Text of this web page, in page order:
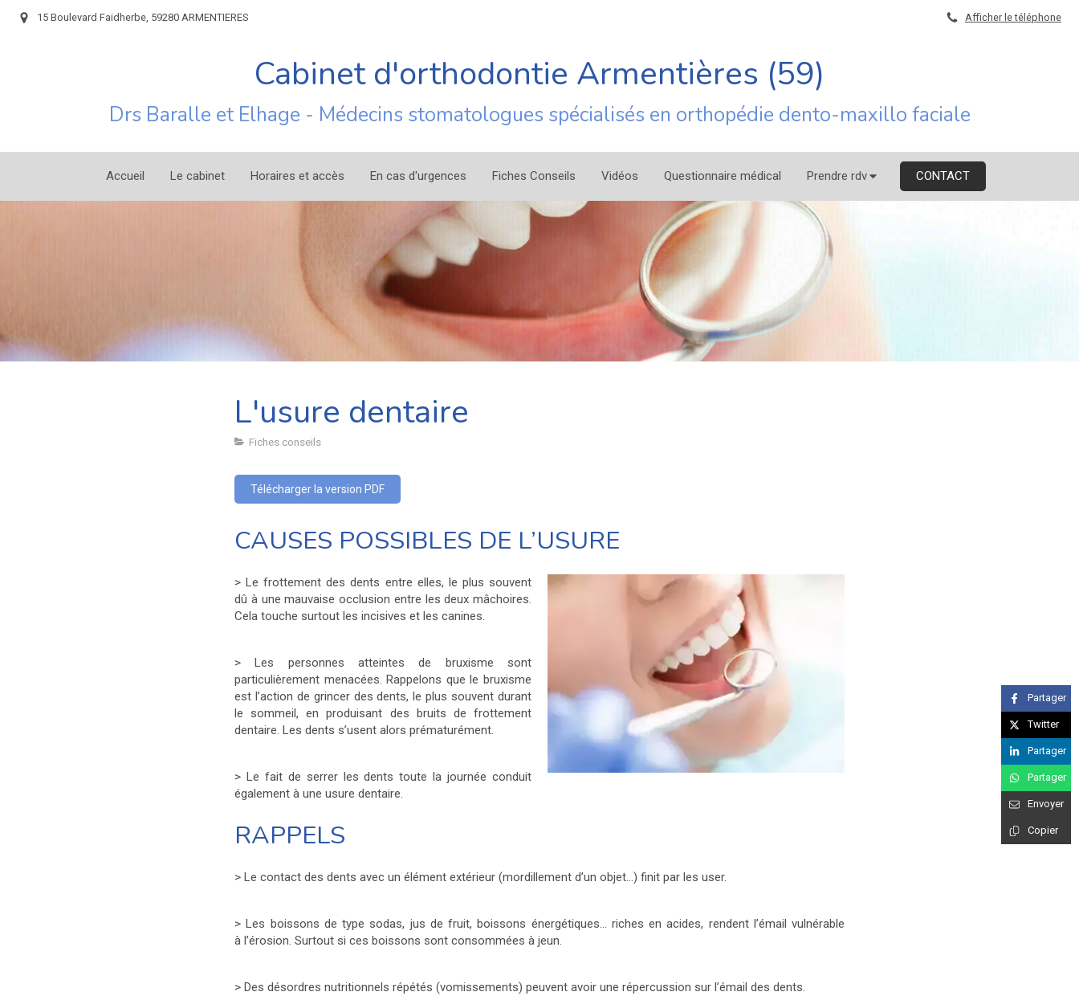
15 Boulevard Faidherbe, 59280 ARMENTIERES Afficher le téléphone
Accueil Le cabinet Horaires et accès En cas d'urgences Fiches Conseils Vidéos Questionnaire médical Prendre rdv CONTACT
Cabinet d'orthodontie Armentières (59)
Drs Baralle et Elhage - Médecins stomatologues spécialisés en orthopédie dento-maxillo faciale
L'usure dentaire
Fiches conseils
Télécharger la version PDF
CAUSES POSSIBLES DE L’USURE
> Le frottement des dents entre elles, le plus souvent
dû à une mauvaise occlusion entre les deux mâchoires.
Cela touche surtout les incisives et les canines.
> Les personnes atteintes de bruxisme sont
particulièrement menacées. Rappelons que le bruxisme
est l’action de grincer des dents, le plus souvent durant
le sommeil, en produisant des bruits de frottement
dentaire. Les dents s’usent alors prématurément.
> Le fait de serrer les dents toute la journée conduit
également à une usure dentaire.
RAPPELS
> Le contact des dents avec un élément extérieur (mordillement d’un objet…) finit par les user.
> Les boissons de type sodas, jus de fruit, boissons énergétiques… riches en acides, rendent l’émail vulnérable
à l’érosion. Surtout si ces boissons sont consommées à jeun.
> Des désordres nutritionnels répétés (vomissements) peuvent avoir une répercussion sur l’émail des dents.
Partager
Twitter
Partager
Partager
Envoyer
Copier